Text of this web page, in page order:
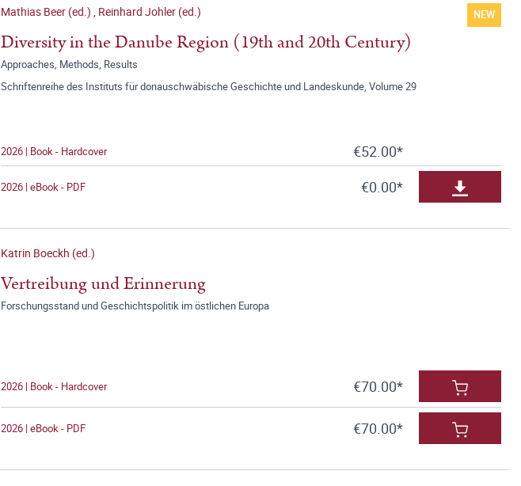
Mathias Beer (ed.) , Reinhard Johler (ed.)
Diversity in the Danube Region (19th and 20th Century)
NEW
Approaches, Methods, Results
Schriftenreihe des Instituts für donauschwäbische Geschichte und Landeskunde, Volume 29
2026 | Book - Hardcover €52.00*
2026 | eBook - PDF €0.00*
Katrin Boeckh (ed.)
Vertreibung und Erinnerung
Forschungsstand und Geschichtspolitik im östlichen Europa
2026 | Book - Hardcover €70.00*
2026 | eBook - PDF €70.00*